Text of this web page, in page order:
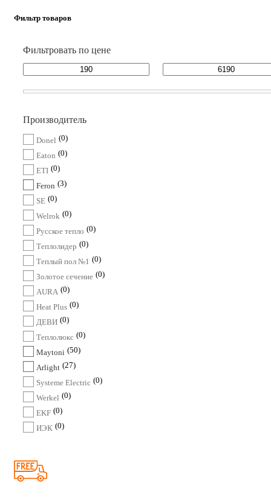
Фильтр товаров
Фильтровать по цене
Производитель
Donel 0
Eaton 0
ETI 0
Feron 3
SE 0
Welrok 0
Русское тепло 0
Теплолидер 0
Теплый пол №1 0
Золотое сечение 0
AURA 0
Heat Plus 0
ДЕВИ 0
Теплолюкс 0
Maytoni 50
Arlight 27
Systeme Electric 0
Werkel 0
EKF 0
ИЭК 0